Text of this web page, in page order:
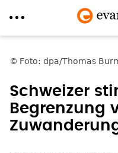
zumFoto: dpa/Thomas
Schweizer
Begrenzung